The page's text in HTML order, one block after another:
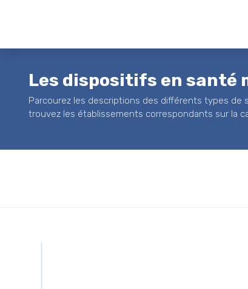
Les dispositifs en santé
Parcourez les descriptions des différents types de
trouvez les établissements correspondants sur la